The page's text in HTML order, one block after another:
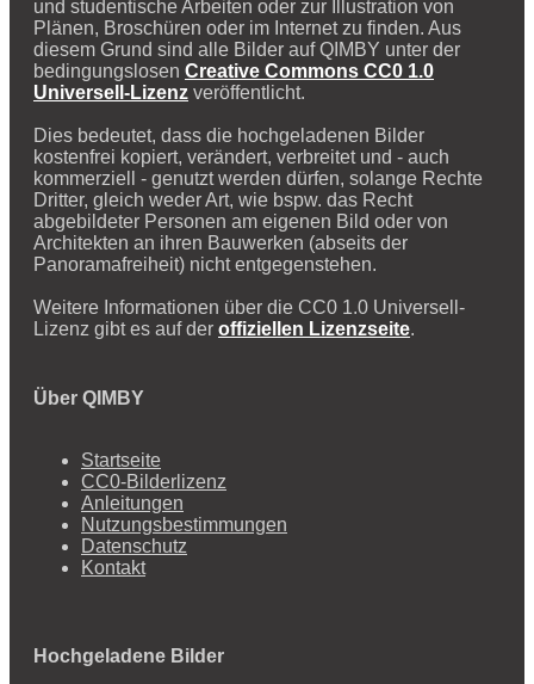
und studentische Arbeiten oder zur Illustration von
Plänen, Broschüren oder im Internet zu finden. Aus
diesem Grund sind alle Bilder auf QIMBY unter der
bedingungslosen Creative Commons CC0 1.0
Universell-Lizenz veröffentlicht.
Dies bedeutet, dass die hochgeladenen Bilder
kostenfrei kopiert, verändert, verbreitet und - auch
kommerziell - genutzt werden dürfen, solange Rechte
Dritter, gleich weder Art, wie bspw. das Recht
abgebildeter Personen am eigenen Bild oder von
Architekten an ihren Bauwerken (abseits der
Panoramafreiheit) nicht entgegenstehen.
Weitere Informationen über die CC0 1.0 Universell-
Lizenz gibt es auf der offiziellen Lizenzseite.
Über QIMBY
Startseite
CC0-Bilderlizenz
Anleitungen
Nutzungsbestimmungen
Datenschutz
Kontakt
Hochgeladene Bilder